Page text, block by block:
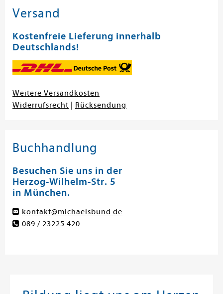
Versand
Kostenfreie Lieferung innerhalb
Deutschlands!
Weitere Versandkosten
Widerrufsrecht
Rücksendung
Buchhandlung
Besuchen Sie uns in der
Herzog-Wilhelm-Str. 5
in München.
kontakt@michaelsbund.de
089 / 23225 420